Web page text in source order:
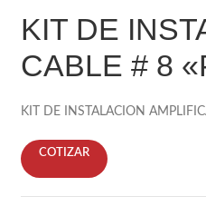
KIT DE
CABLE # 8
KIT DE INSTALACION
COTIZAR